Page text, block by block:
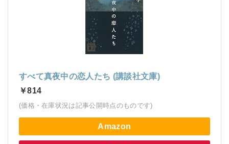
すべて真夜中の恋人たち (講談社文庫)
￥814
(価格・在庫状況は記事公開時点のものです)
Amazon